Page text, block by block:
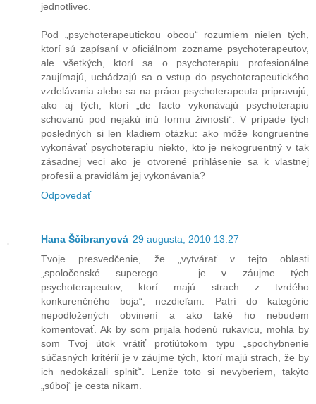
jednotlivec.
Pod „psychoterapeutickou obcou“ rozumiem nielen tých,
ktorí sú zapísaní v oficiálnom zozname psychoterapeutov,
ale všetkých, ktorí sa o psychoterapiu profesionálne
zaujímajú, uchádzajú sa o vstup do psychoterapeutického
vzdelávania alebo sa na prácu psychoterapeuta pripravujú,
ako aj tých, ktorí „de facto vykonávajú psychoterapiu
schovanú pod nejakú inú formu živnosti“. V prípade tých
posledných si len kladiem otázku: ako môže kongruentne
vykonávať psychoterapiu niekto, kto je nekogruentný v tak
zásadnej veci ako je otvorené prihlásenie sa k vlastnej
profesii a pravidlám jej vykonávania?
Odpovedať
Hana Ščibranyová 29 augusta, 2010 13:27
Tvoje presvedčenie, že „vytvárať v tejto oblasti
„spoločenské superego ... je v záujme tých
psychoterapeutov, ktorí majú strach z tvrdého
konkurenčného boja“, nezdieľam. Patrí do kategórie
nepodložených obvinení a ako také ho nebudem
komentovať. Ak by som prijala hodenú rukavicu, mohla by
som Tvoj útok vrátiť protiútokom typu „spochybnenie
súčasných kritérií je v záujme tých, ktorí majú strach, že by
ich nedokázali splniť“. Lenže toto si nevyberiem, takýto
„súboj“ je cesta nikam.